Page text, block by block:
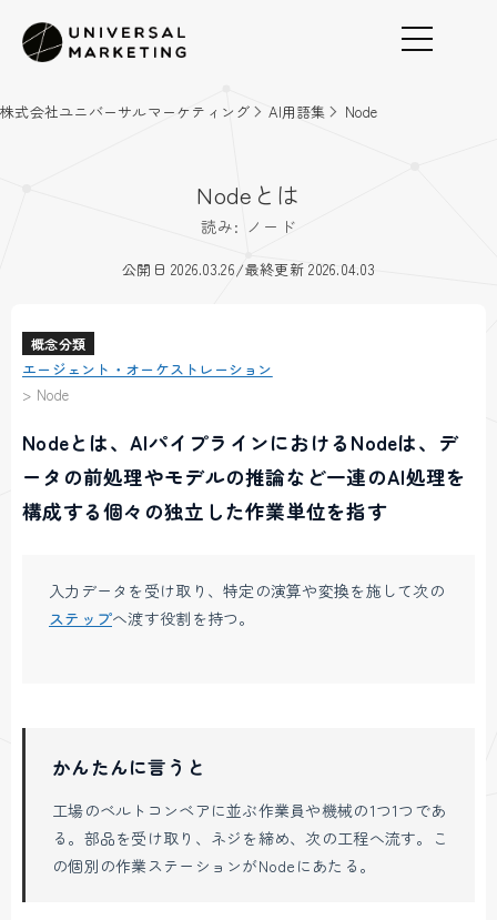
株式会社ユニバーサルマーケティング AI用語集 Node
Nodeとは
読み: ノード
公開日 2026.03.26/最終更新 2026.04.03
概念分類
エージェント・オーケストレーション
> Node
Nodeとは、AIパイプラインにおけるNodeは、デ
ータの前処理やモデルの推論など一連のAI処理を
構成する個々の独立した作業単位を指す
入力データを受け取り、特定の演算や変換を施して次の
ステップへ渡す役割を持つ。
かんたんに言うと
工場のベルトコンベアに並ぶ作業員や機械の1つ1つであ
る。部品を受け取り、ネジを締め、次の工程へ流す。こ
の個別の作業ステーションがNodeにあたる。